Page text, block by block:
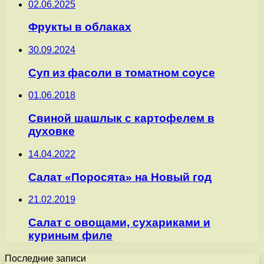
02.06.2025
Фрукты в облаках
30.09.2024
Суп из фасоли в томатном соусе
01.06.2018
Свиной шашлык с картофелем в
духовке
14.04.2022
Салат «Поросята» на Новый год
21.02.2019
Салат с овощами, сухариками и
куриным филе
Последние записи